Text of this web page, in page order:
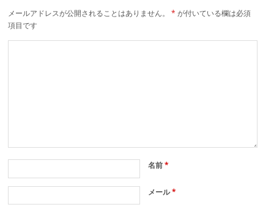
メールアドレスが公開されることはありません。 * が付いている欄は必須
項目です
名前*
メール*